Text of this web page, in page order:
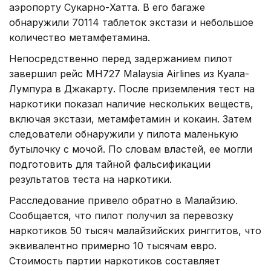
аэропорту Сукарно-Хатта. В его багаже ​​
обнаружили 70114 таблеток экстази и небольшое
количество метамфетамина.
Непосредственно перед задержанием пилот
завершил рейс MH727 Malaysia Airlines из Куала-
Лумпура в Джакарту. После приземления тест на
наркотики показал наличие нескольких веществ,
включая экстази, метамфетамин и кокаин. Затем
следователи обнаружили у пилота маленькую
бутылочку с мочой. По словам властей, ее могли
подготовить для тайной фальсификации
результатов теста на наркотики.
Расследование привело обратно в Малайзию.
Сообщается, что пилот получил за перевозку
наркотиков 50 тысяч малайзийских ринггитов, что
эквивалентно примерно 10 тысячам евро.
Стоимость партии наркотиков составляет